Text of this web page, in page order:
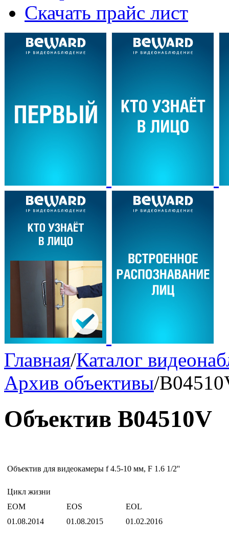
Скачать прайс лист
Главная/Каталог
Архив объективы/
Объектив B04510V
Объектив для видеокамеры f 4.5-10 мм, F 1.6 1/2''
Цикл жизни
EOM
EOS
EOL
01.08.2014
01.08.2015 01.02.2016